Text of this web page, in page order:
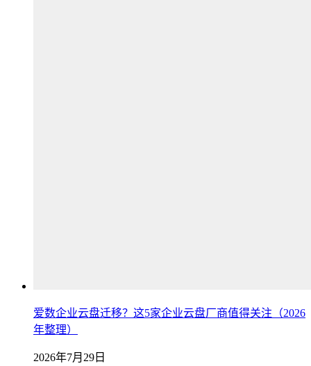
爱数企业云盘迁移？这5家企业云盘厂商值得关注（2026
年整理）
2026年7月29日